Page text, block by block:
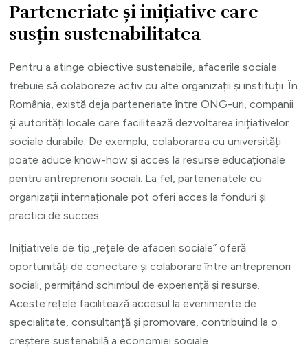
Parteneriate și inițiative care
susțin sustenabilitatea
Pentru a atinge obiective sustenabile, afacerile sociale
trebuie să colaboreze activ cu alte organizații și instituții. În
România, există deja parteneriate între ONG-uri, companii
și autorități locale care facilitează dezvoltarea inițiativelor
sociale durabile. De exemplu, colaborarea cu universități
poate aduce know-how și acces la resurse educaționale
pentru antreprenorii sociali. La fel, parteneriatele cu
organizații internaționale pot oferi acces la fonduri și
practici de succes.
Inițiativele de tip „rețele de afaceri sociale” oferă
oportunități de conectare și colaborare între antreprenori
sociali, permițând schimbul de experiență și resurse.
Aceste rețele facilitează accesul la evenimente de
specialitate, consultanță și promovare, contribuind la o
creștere sustenabilă a economiei sociale.